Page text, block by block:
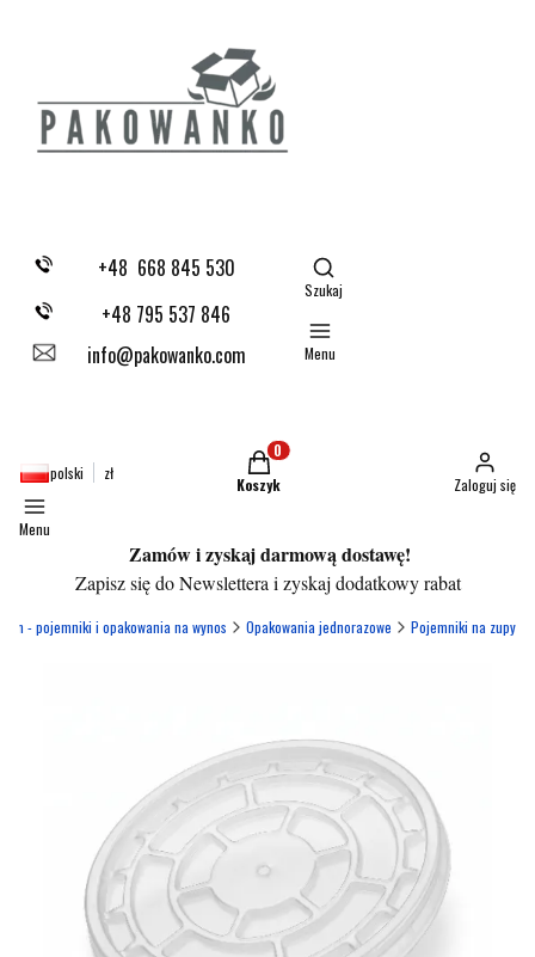
+48 668 845 530
+48 795 537 846
info@pakowanko.com
Otwórz wyszukiwarkę
Szukaj
Menu
polski zł Produkty w koszyku: 0. Zobacz szczegóły
Koszyk Zaloguj się
Menu
Zamów i zyskaj darmową dostawę!
Zapisz się do Newslettera i zyskaj dodatkowy rabat
- pojemniki i opakowania na wynos Opakowania jednorazowe Pojemniki na zupy